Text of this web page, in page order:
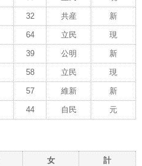
32 共産 新
64 立民 現
39 公明 新
58 立民 現
57 維新 新
44 自民 元
女 計